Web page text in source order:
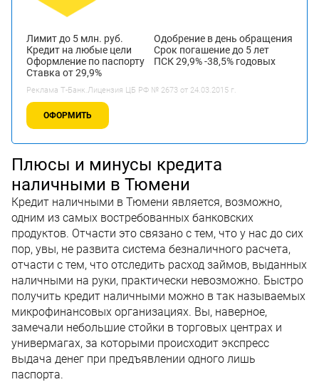
Лимит до 5 млн. руб.
Кредит на любые цели
Оформление по паспорту
Ставка от 29,9%
Одобрение в день обращения
Срок погашение до 5 лет
ПСК 29,9% -38,5% годовых
Реклама Т-Банк.Лицензия ЦБ РФ № 2673 от 24.03.2015 г.
ОФОРМИТЬ
Плюсы и минусы кредита
наличными в Тюмени
Кредит наличными в Тюмени является, возможно,
одним из самых востребованных банковских
продуктов. Отчасти это связано с тем, что у нас до сих
пор, увы, не развита система безналичного расчета,
отчасти с тем, что отследить расход займов, выданных
наличными на руки, практически невозможно. Быстро
получить кредит наличными можно в так называемых
микрофинансовых организациях. Вы, наверное,
замечали небольшие стойки в торговых центрах и
универмагах, за которыми происходит экспресс
выдача денег при предъявлении одного лишь
паспорта.